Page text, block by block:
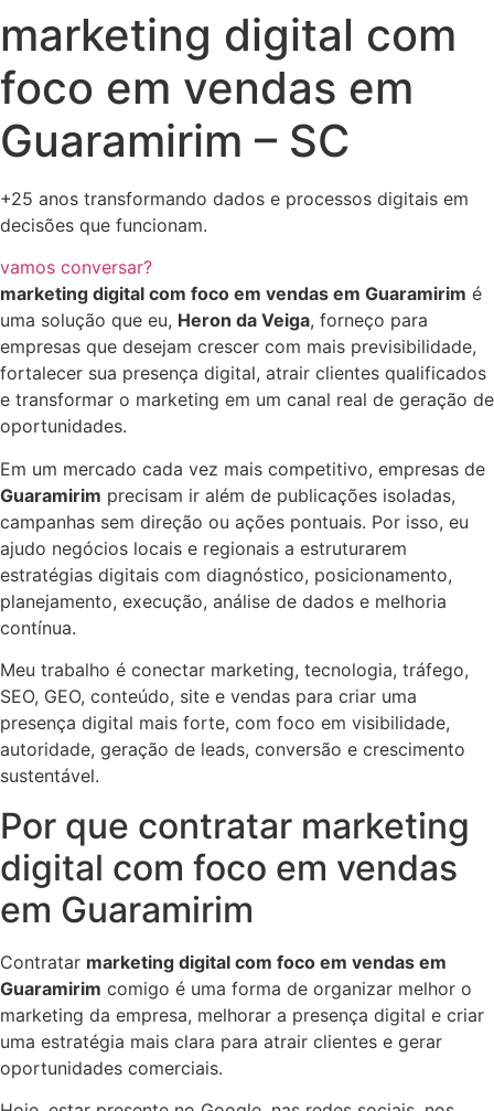
marketing digital com
foco em vendas em
Guaramirim – SC
+25 anos transformando dados e processos digitais em
decisões que funcionam.
vamos conversar?
marketing digital com foco em vendas em Guaramirim é
uma solução que eu, Heron da Veiga, forneço para
empresas que desejam crescer com mais previsibilidade,
fortalecer sua presença digital, atrair clientes qualificados
e transformar o marketing em um canal real de geração de
oportunidades.
Em um mercado cada vez mais competitivo, empresas de
Guaramirim precisam ir além de publicações isoladas,
campanhas sem direção ou ações pontuais. Por isso, eu
ajudo negócios locais e regionais a estruturarem
estratégias digitais com diagnóstico, posicionamento,
planejamento, execução, análise de dados e melhoria
contínua.
Meu trabalho é conectar marketing, tecnologia, tráfego,
SEO, GEO, conteúdo, site e vendas para criar uma
presença digital mais forte, com foco em visibilidade,
autoridade, geração de leads, conversão e crescimento
sustentável.
Por que contratar marketing
digital com foco em vendas
em Guaramirim
Contratar marketing digital com foco em vendas em
Guaramirim comigo é uma forma de organizar melhor o
marketing da empresa, melhorar a presença digital e criar
uma estratégia mais clara para atrair clientes e gerar
oportunidades comerciais.